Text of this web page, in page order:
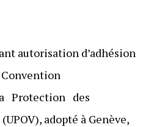
autorisation d’adhésion
Convention
Protection des
adopté à Genève,